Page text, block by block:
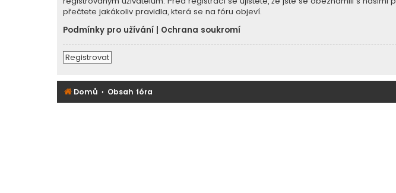
přečtete jakákoliv pravidla, která se na fóru objeví.
Podmínky pro užívání
Ochrana soukromí
Registrovat
Domů Obsah fóra